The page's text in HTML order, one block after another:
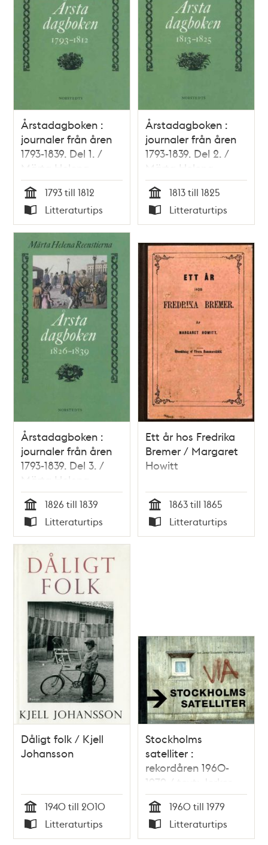
Årstadagboken :
journaler från åren
1793-1839. Del 1. /
Märta Helena
Reenstierna
Tid
1793 till 1812
Typ
Litteraturtips
Årstadagboken :
journaler från åren
1793-1839. Del 2. /
Märta Helena
Reenstierna
Tid
1813 till 1825
Typ
Litteraturtips
Årstadagboken :
journaler från åren
1793-1839. Del 3. /
Märta Helena
Reenstierna
Tid
1826 till 1839
Typ
Litteraturtips
Ett år hos Fredrika
Bremer / Margaret
Howitt
Tid
1863 till 1865
Typ
Litteraturtips
Dåligt folk / Kjell
Johansson
Tid
1940 till 2010
Typ
Litteraturtips
Stockholms
satelliter :
rekordåren 1960-
1979 / text: Jerker
Söderlind ; foto: Per
Skoglund
Tid
1960 till 1979
Typ
Litteraturtips